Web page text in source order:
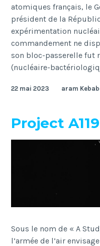
atomiques français, le
président de la
expérimentation
commandement ne
son bloc-passerelle fut
(nucléaire-
22 mai 2023 aram
Project A119
Sous le nom de « A
l’armée de l’air